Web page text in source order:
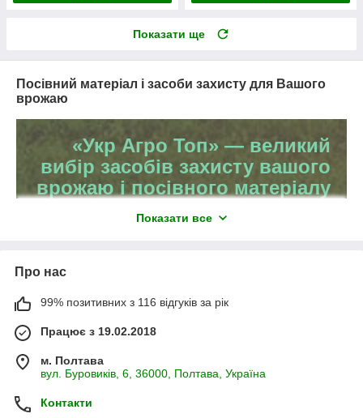
Показати ще
Посівний матеріал і засоби захисту для Вашого
врожаю
«Укр Агро Топ» — великий
вибір засобів захисту вашого
врожаю і посівного матеріалу
Показати все
Про нас
99% позитивних з 116 відгуків за рік
Працює з 19.02.2018
м. Полтава
вул. Буровиків, 6, 36000, Полтава, Україна
Контакти